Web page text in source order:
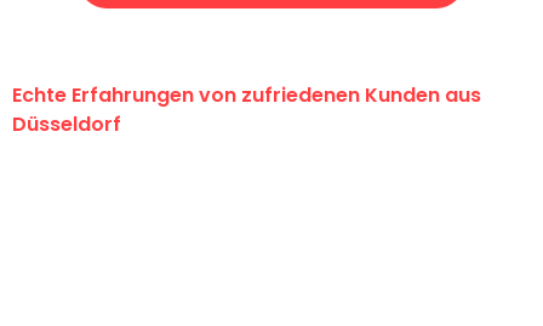
Echte Erfahrungen von zufriedenen Kunden aus
Düsseldorf